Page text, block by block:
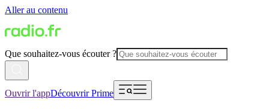
Aller au contenu
Que souhaitez-vous écouter ?
Ouvrir l'appDécouvrir Prime